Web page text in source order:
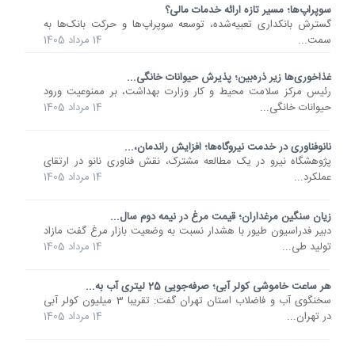
سوپراپ‌ها؛ مسیر تازه ارائه خدمات مالی؟
گسترش بانکداری تعبیه‌شده، توسعه سوپراپ‌ها و حرکت بانک‌ها به
سمت...
14 مرداد 1405
غذاخوری‌ها زیر ذره‌بین؛ پذیرش حیوانات خانگی...
رئیس مرکز سلامت محیط و کار وزارت بهداشت، بر ممنوعیت ورود
حیوانات خانگی...
14 مرداد 1405
نانوفناوری در خدمت نیروگاه‌ها؛ افزایش راندمان،...
پژوهشگاه نیرو در یک مطالعه مشترک، نقش فناوری نانو در ارتقای
عملکرد...
14 مرداد 1405
زیان سنگین مرغداران؛ قیمت مرغ در نیمه دوم سال...
دبیر فدراسیون طیور با هشدار نسبت به وضعیت بازار مرغ گفت مازاد
تولید طی...
14 مرداد 1405
هر ساعت خاموشی کولر آبی؛ صرفه‌جویی 25 لیتری آب به...
سخنگوی آب و فاضلاب استان تهران گفت: تقریبا 3 میلیون کولر آبی
در تهران...
14 مرداد 1405